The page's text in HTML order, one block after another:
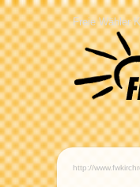
Freie Wähler
http://